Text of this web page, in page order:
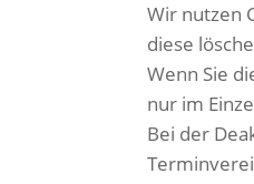
Wir nutzen
diese
Wenn Sie
nur im
Bei der